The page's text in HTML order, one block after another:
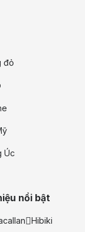
đỏ
Úc
nổi bật
Hibiki